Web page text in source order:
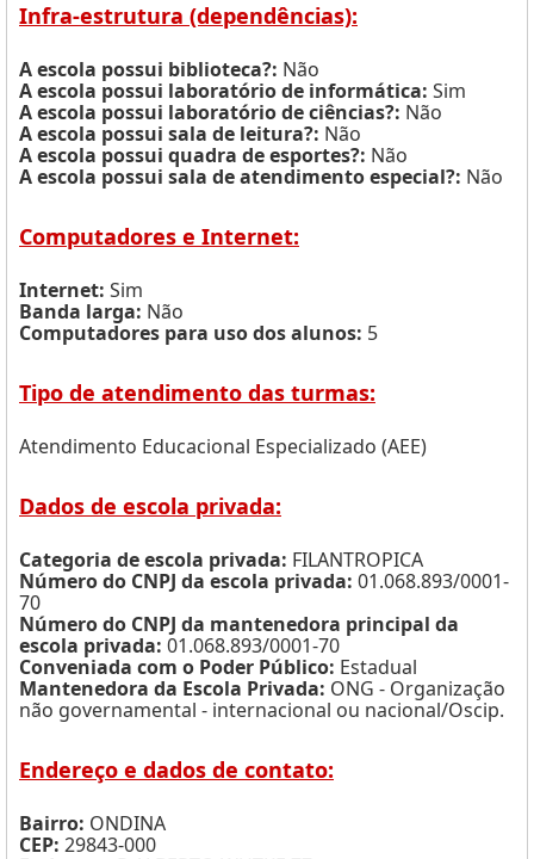
Infra-estrutura (dependências):
A escola possui biblioteca?: Não
A escola possui laboratório de informática: Sim
A escola possui laboratório de ciências?: Não
A escola possui sala de leitura?: Não
A escola possui quadra de esportes?: Não
A escola possui sala de atendimento especial?: Não
Computadores e Internet:
Internet: Sim
Banda larga: Não
Computadores para uso dos alunos: 5
Tipo de atendimento das turmas:
Atendimento Educacional Especializado (AEE)
Dados de escola privada:
Categoria de escola privada: FILANTROPICA
Número do CNPJ da escola privada: 01.068.893/0001-
70
Número do CNPJ da mantenedora principal da
escola privada: 01.068.893/0001-70
Conveniada com o Poder Público: Estadual
Mantenedora da Escola Privada: ONG - Organização
não governamental - internacional ou nacional/Oscip.
Endereço e dados de contato:
Bairro: ONDINA
CEP: 29843-000